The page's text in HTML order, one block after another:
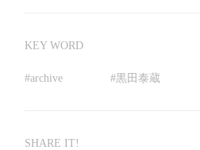
KEY WORD
#archive #黒田泰蔵
SHARE IT!